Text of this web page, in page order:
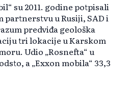
su 2011. godine potpisali
partnerstvu u Rusiji, SAD i
predviđa geološka
tri lokacije u Karskom
Udio „Rosnefta“ u
a „Exxon mobila“ 33,3